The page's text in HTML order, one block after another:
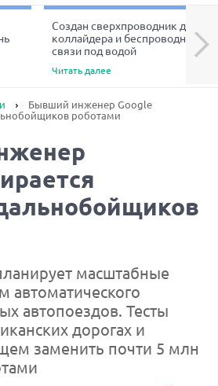
Создан сверхпроводник для
коллайдера и беспроводной
связи под водой
Читать далее
Next
Бывший инженер Google
роботами
масштабные
автоматического
автопоездов. Тесты
дорогах и
заменить почти 5 млн